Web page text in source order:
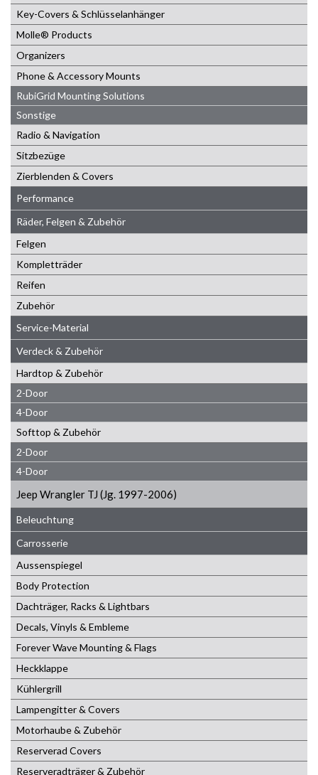
Key-Covers & Schlüsselanhänger
Molle® Products
Organizers
Phone & Accessory Mounts
RubiGrid Mounting Solutions
Sonstige
Radio & Navigation
Sitzbezüge
Zierblenden & Covers
Performance
Räder, Felgen & Zubehör
Felgen
Kompletträder
Reifen
Zubehör
Service-Material
Verdeck & Zubehör
Hardtop & Zubehör
2-Door
4-Door
Softtop & Zubehör
2-Door
4-Door
Jeep Wrangler TJ (Jg. 1997-2006)
Beleuchtung
Carrosserie
Aussenspiegel
Body Protection
Dachträger, Racks & Lightbars
Decals, Vinyls & Embleme
Forever Wave Mounting & Flags
Heckklappe
Kühlergrill
Lampengitter & Covers
Motorhaube & Zubehör
Reserverad Covers
Reserveradträger & Zubehör